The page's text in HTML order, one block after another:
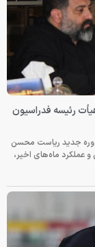
رئیسه فدراسیون
جدید ریاست محسن
عملکرد ماه‌های اخیر،